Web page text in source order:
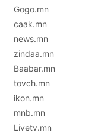
Gogo.mn
caak.mn
news.mn
zindaa.mn
Baabar.mn
tovch.mn
ikon.mn
mnb.mn
Livetv.mn